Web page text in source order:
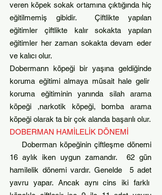
veren köpek sokak ortamına çıktığında hiç
eğitilmemiş gibidir. Çiftlikte yapılan
eğitimler çiftlikte kalır sokakta yapılan
eğitimler her zaman sokakta devam eder
ve kalıcı olur.
Dobermann köpeği bir yaşına geldiğinde
koruma eğitimi almaya müsait hale gelir
koruma eğitiminin yanında silah arama
köpeği ,narkotik köpeği, bomba arama
köpeği olarak ta bir çok alanda başarılı olur.
DOBERMAN HAMİLELİK DÖNEMİ
Doberman köpeğinin çiftleşme dönemi
16 aylık iken uygun zamandır. 62 gün
hamilelik dönemi vardır. Genelde 5 adet
yavru yapar. Ancak aynı cins iki farklı